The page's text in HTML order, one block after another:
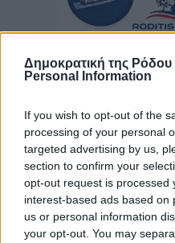
Δημοκρατική της Ρόδου
Personal Information
If you wish to opt-out of the
processing of your personal
targeted advertising by us,
section to confirm your
opt-out request is processed
interest-based ads based on
us or personal information
your opt-out. You may